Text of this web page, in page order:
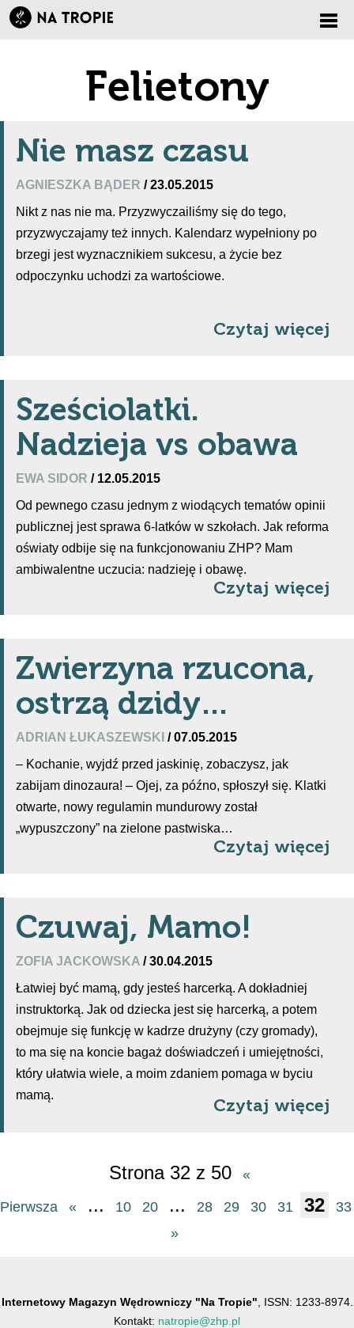
Felietony
Nie masz czasu
AGNIESZKA BĄDER / 23.05.2015
Nikt z nas nie ma. Przyzwyczailiśmy się do tego,
przyzwyczajamy też innych. Kalendarz wypełniony po
brzegi jest wyznacznikiem sukcesu, a życie bez
odpoczynku uchodzi za wartościowe.
Czytaj więcej
Sześciolatki.
Nadzieja vs obawa
EWA SIDOR / 12.05.2015
Od pewnego czasu jednym z wiodących tematów opinii
publicznej jest sprawa 6-latków w szkołach. Jak reforma
oświaty odbije się na funkcjonowaniu ZHP? Mam
ambiwalentne uczucia: nadzieję i obawę.
Czytaj więcej
Zwierzyna rzucona,
ostrzą dzidy…
ADRIAN ŁUKASZEWSKI / 07.05.2015
– Kochanie, wyjdź przed jaskinię, zobaczysz, jak
zabijam dinozaura! – Ojej, za późno, spłoszył się. Klatki
otwarte, nowy regulamin mundurowy został
„wypuszczony” na zielone pastwiska…
Czytaj więcej
Czuwaj, Mamo!
ZOFIA JACKOWSKA / 30.04.2015
Łatwiej być mamą, gdy jesteś harcerką. A dokładniej
instruktorką. Jak od dziecka jest się harcerką, a potem
obejmuje się funkcję w kadrze drużyny (czy gromady),
to ma się na koncie bagaż doświadczeń i umiejętności,
który ułatwia wiele, a moim zdaniem pomaga w byciu
mamą.
Czytaj więcej
Strona 32 z 50 «
Pierwsza « ... 10 20 ... 28 29 30 31 32
33
»
Internetowy Magazyn Wędrowniczy "Na Tropie" , ISSN: 1233-8974.
Kontakt: natropie@zhp.pl